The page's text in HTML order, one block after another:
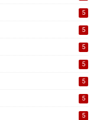
5
5
5
5
5
5
5